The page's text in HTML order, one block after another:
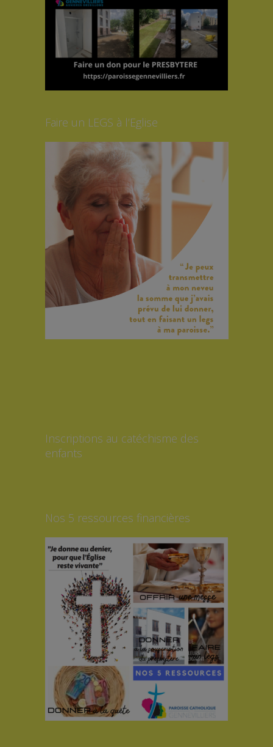
Faire un LEGS à l’Eglise
Inscriptions au catéchisme des
enfants
Nos 5 ressources financières